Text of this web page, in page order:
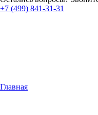
+7 (499) 841-31-31
Главная